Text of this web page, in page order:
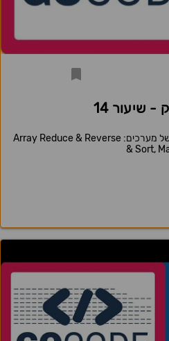
שיעור 14
JavaScript - מתודות של מערכים: Array Reduce & Reverse
& Sort,